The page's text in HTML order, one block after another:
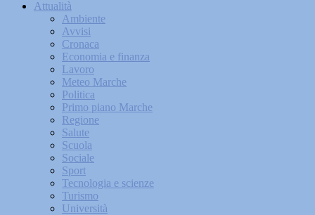
Attualità
Ambiente
Avvisi
Cronaca
Economia e finanza
Lavoro
Meteo Marche
Politica
Primo piano Marche
Regione
Salute
Scuola
Sociale
Sport
Tecnologia e scienze
Turismo
Università